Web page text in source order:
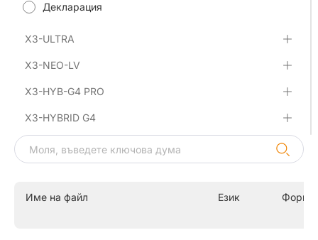
Декларация
X3-ULTRA
X3-NEO-LV
X3-HYB-G4 PRO
X3-HYBRID G4
X1-Lite-LV
X1-HYB LV
Име на файл Език